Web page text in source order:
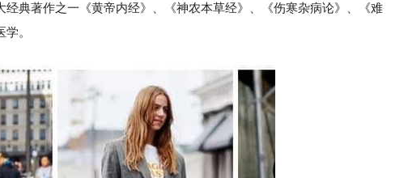
典著作之一《黄帝内经》、《神农本草经》、《伤寒杂病论》、《难
。